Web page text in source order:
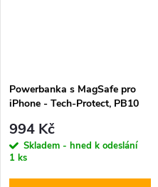
Powerbanka s MagSafe pro
iPhone - Tech-Protect, PB10
994 Kč
Skladem - hned k odeslání
1 ks